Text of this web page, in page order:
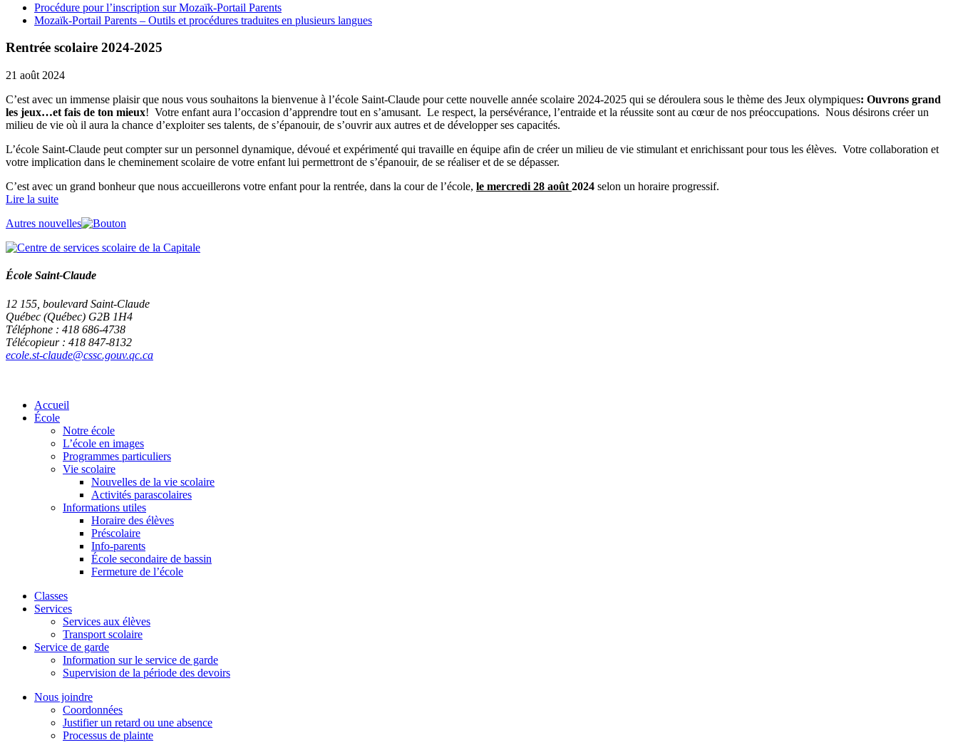
Procédure pour l’inscription sur Mozaïk-Portail Parents
Mozaïk-Portail Parents – Outils et procédures traduites en plusieurs langues
Rentrée scolaire 2024-2025
21 août 2024
C’est avec un immense plaisir que nous vous souhaitons la bienvenue à l’école Saint-Claude pour cette nouvelle année scolaire 2024-2025 qui se déroulera sous le thème des Jeux olympiques: Ouvrons grand
les jeux…et fais de ton mieux! Votre enfant aura l’occasion d’apprendre tout en s’amusant. Le respect, la persévérance, l’entraide et la réussite sont au cœur de nos préoccupations. Nous désirons créer un
milieu de vie où il aura la chance d’exploiter ses talents, de s’épanouir, de s’ouvrir aux autres et de développer ses capacités.
L’école Saint-Claude peut compter sur un personnel dynamique, dévoué et expérimenté qui travaille en équipe afin de créer un milieu de vie stimulant et enrichissant pour tous les élèves. Votre collaboration et
votre implication dans le cheminement scolaire de votre enfant lui permettront de s’épanouir, de se réaliser et de se dépasser.
C’est avec un grand bonheur que nous accueillerons votre enfant pour la rentrée, dans la cour de l’école, le mercredi 28 août 2024 selon un horaire progressif.
Lire la suite
Autres nouvelles
École Saint-Claude
12 155, boulevard Saint-Claude
Québec (Québec) G2B 1H4
Téléphone : 418 686-4738
Télécopieur : 418 847-8132
ecole.st-claude@cssc.gouv.qc.ca
Accueil
École
Notre école
L’école en images
Programmes particuliers
Vie scolaire
Nouvelles de la vie scolaire
Activités parascolaires
Informations utiles
Horaire des élèves
Préscolaire
Info-parents
École secondaire de bassin
Fermeture de l’école
Classes
Services
Services aux élèves
Transport scolaire
Service de garde
Information sur le service de garde
Supervision de la période des devoirs
Nous joindre
Coordonnées
Justifier un retard ou une absence
Processus de plainte